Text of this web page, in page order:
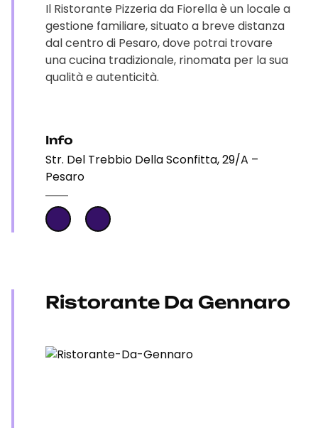
Il Ristorante Pizzeria da Fiorella è un locale a
gestione familiare, situato a breve distanza
dal centro di Pesaro, dove potrai trovare
una cucina tradizionale, rinomata per la sua
qualità e autenticità.
Info
Str. Del Trebbio Della Sconfitta, 29/A –
Pesaro
Ristorante Da Gennaro